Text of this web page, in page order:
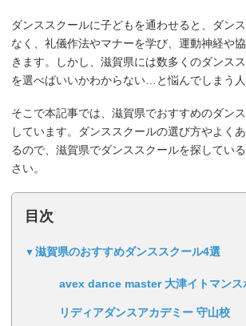
ダンススクールに子どもを通わせると、ダン
なく、礼儀作法やマナーを学び、運動神経や
きます。しかし、滋賀県には数多くのダンス
を選べばいいかわからない…と悩んでしまう人
そこで本記事では、滋賀県でおすすめのダン
しています。ダンススクールの選び方やよく
るので、滋賀県でダンススクールを探してい
さい。
目次
滋賀県のおすすめダンススクール4選
avex dance master 大津イトマンス
リディアダンスアカデミー 守山校